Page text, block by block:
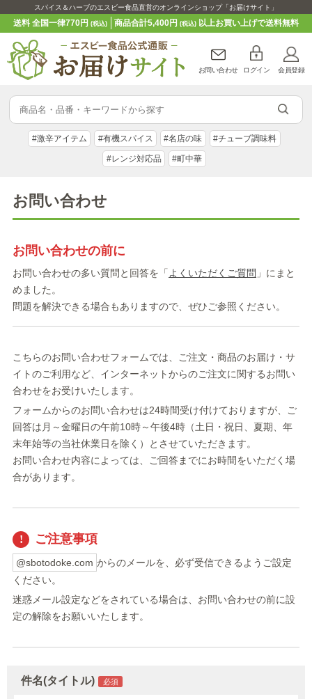
スパイス＆ハーブのエスビー食品直営のオンラインショップ「お届けサイト」
送料 全国一律770円(税込) 商品合計5,400円 (税込)以上お買い上げで送料無料
お問い合わせ ログイン 会員登録
#激辛アイテム #有機スパイス #名店の味 #チューブ調味料
#レンジ対応品 #町中華
お問い合わせ
お問い合わせの前に
お問い合わせの多い質問と回答を「 よくいただくご質問 」にまと
めました。
問題を解決できる場合もありますので、ぜひご参照ください。
こちらのお問い合わせフォームでは、ご注文・商品のお届け・サ
イトのご利用など、インターネットからのご注文に関するお問い
合わせをお受けいたします。
フォームからのお問い合わせは24時間受け付けておりますが、ご
回答は月～金曜日の午前10時～午後4時（土日・祝日、夏期、年
末年始等の当社休業日を除く）とさせていただきます。
お問い合わせ内容によっては、ご回答までにお時間をいただく場
合があります。
ご注意事項
@sbotodoke.com からのメールを、必ず受信できるようご設定
ください。
迷惑メール設定などをされている場合は、お問い合わせの前に設
定の解除をお願いいたします。
件名(タイトル)